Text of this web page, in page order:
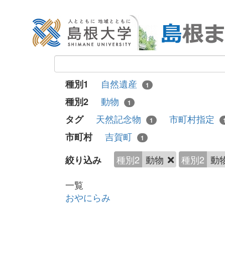
種別1 自然遺産 1
種別2 動物 1
タグ 天然記念物 1 市町村指定
市町村 吉賀町 1
絞り込み 種別2 動物 種別2 動
一覧
おやにらみ